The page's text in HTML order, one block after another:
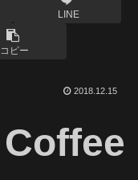
LINE
コピー
2018.12.15